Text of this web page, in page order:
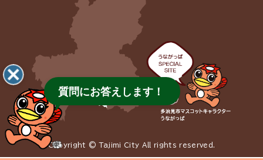
Copyright © Tajimi City All rights reserved.
質問にお答えします！